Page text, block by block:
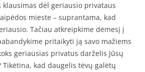
klausimas dėl geriausio privataus
mieste – suprantama, kad
Tačiau atkreipkime dėmesį į
pritaikyti ją savo mažiems
geriausias privatus darželis Jūsų
Tikėtina, kad daugelis tėvų galėtų